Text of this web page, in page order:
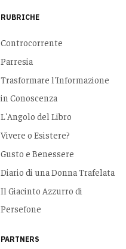
RUBRICHE
Controcorrente
Parresia
Trasformare l'Informazione
in Conoscenza
L'Angolo del Libro
Vivere o Esistere?
Gusto e Benessere
Diario di una Donna Trafelata
Il Giacinto Azzurro di
Persefone
PARTNERS